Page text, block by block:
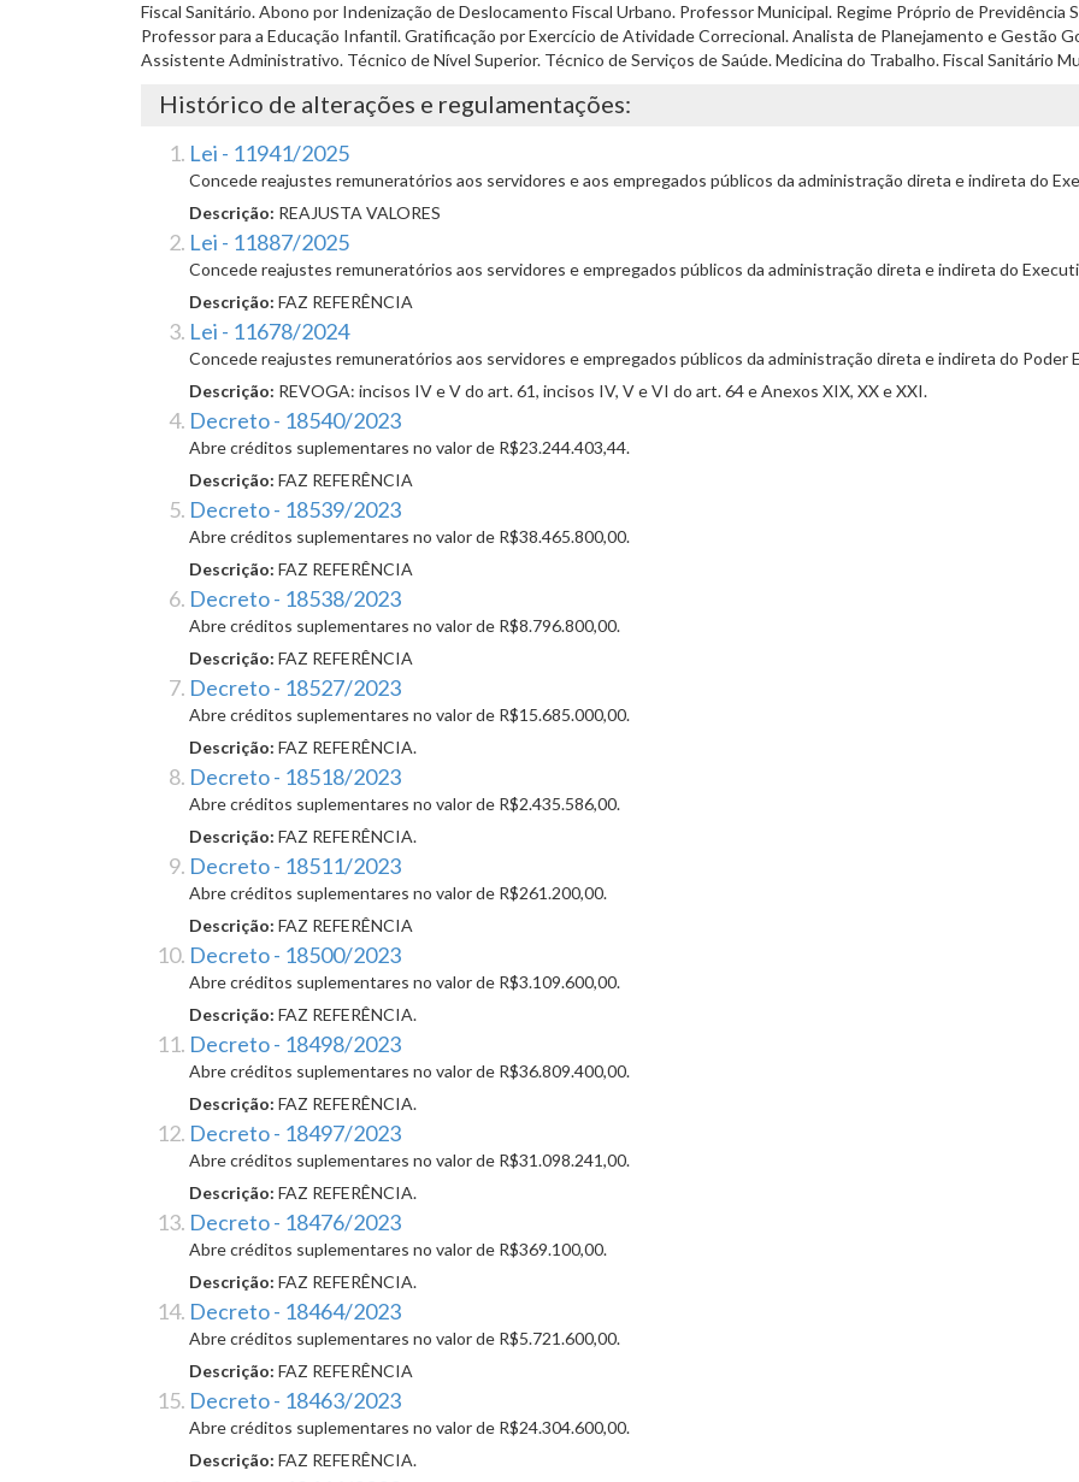
Fiscal Sanitário. Abono por Indenização de Deslocamento Fiscal Urbano. Professor Municipal. Regime Próprio de Previdência
Professor para a Educação Infantil. Gratificação por Exercício de Atividade Correcional. Analista de Planejamento e Gestão
Assistente Administrativo. Técnico de Nível Superior. Técnico de Serviços de Saúde. Medicina do Trabalho. Fiscal Sanitário
Histórico de alterações e regulamentações:
Lei - 11941/2025
Concede reajustes remuneratórios aos servidores e aos empregados públicos da administração direta e indireta do
Descrição: REAJUSTA VALORES
Lei - 11887/2025
Concede reajustes remuneratórios aos servidores e empregados públicos da administração direta e indireta do
Descrição: FAZ REFERÊNCIA
Lei - 11678/2024
Concede reajustes remuneratórios aos servidores e empregados públicos da administração direta e indireta do Poder
Descrição: REVOGA: incisos IV e V do art. 61, incisos IV, V e VI do art. 64 e Anexos XIX, XX e XXI.
Decreto - 18540/2023
Abre créditos suplementares no valor de R$23.244.403,44.
Descrição: FAZ REFERÊNCIA
Decreto - 18539/2023
Abre créditos suplementares no valor de R$38.465.800,00.
Descrição: FAZ REFERÊNCIA
Decreto - 18538/2023
Abre créditos suplementares no valor de R$8.796.800,00.
Descrição: FAZ REFERÊNCIA
Decreto - 18527/2023
Abre créditos suplementares no valor de R$15.685.000,00.
Descrição: FAZ REFERÊNCIA.
Decreto - 18518/2023
Abre créditos suplementares no valor de R$2.435.586,00.
Descrição: FAZ REFERÊNCIA.
Decreto - 18511/2023
Abre créditos suplementares no valor de R$261.200,00.
Descrição: FAZ REFERÊNCIA
Decreto - 18500/2023
Abre créditos suplementares no valor de R$3.109.600,00.
Descrição: FAZ REFERÊNCIA.
Decreto - 18498/2023
Abre créditos suplementares no valor de R$36.809.400,00.
Descrição: FAZ REFERÊNCIA.
Decreto - 18497/2023
Abre créditos suplementares no valor de R$31.098.241,00.
Descrição: FAZ REFERÊNCIA.
Decreto - 18476/2023
Abre créditos suplementares no valor de R$369.100,00.
Descrição: FAZ REFERÊNCIA.
Decreto - 18464/2023
Abre créditos suplementares no valor de R$5.721.600,00.
Descrição: FAZ REFERÊNCIA
Decreto - 18463/2023
Abre créditos suplementares no valor de R$24.304.600,00.
Descrição: FAZ REFERÊNCIA.